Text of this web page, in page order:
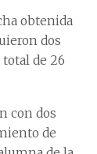
obtenida
dos
total de 26
con dos
de